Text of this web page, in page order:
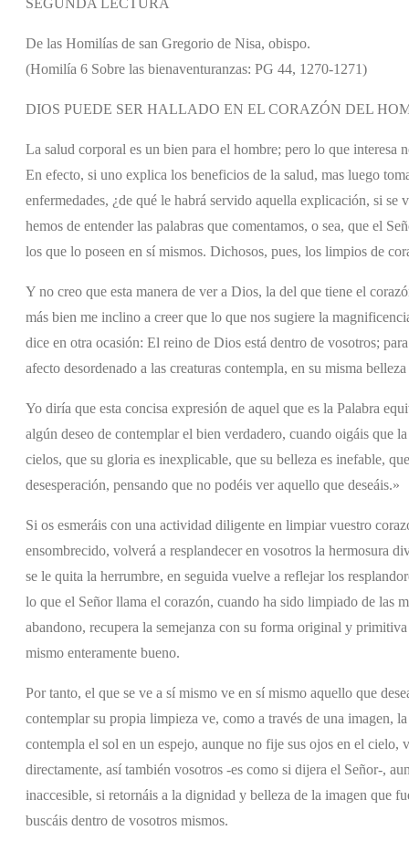
De las Homilías de san Gregorio de Nisa, obispo.
(Homilía 6 Sobre las bienaventuranzas: PG 44, 1270-1271)
DIOS PUEDE SER HALLADO EN EL CORAZÓN DEL
La salud corporal es un bien para el hombre; pero lo que interesa
En efecto, si uno explica los beneficios de la salud, mas luego
enfermedades, ¿de qué le habrá servido aquella explicación, si se
hemos de entender las palabras que comentamos, o sea, que el
los que lo poseen en sí mismos. Dichosos, pues, los limpios de
Y no creo que esta manera de ver a Dios, la del que tiene el
más bien me inclino a creer que lo que nos sugiere la
dice en otra ocasión: El reino de Dios está dentro de vosotros;
afecto desordenado a las creaturas contempla, en su misma
Yo diría que esta concisa expresión de aquel que es la Palabra
algún deseo de contemplar el bien verdadero, cuando oigáis que
cielos, que su gloria es inexplicable, que su belleza es inefable,
desesperación, pensando que no podéis ver aquello que deseáis.»
Si os esmeráis con una actividad diligente en limpiar vuestro
ensombrecido, volverá a resplandecer en vosotros la hermosura
se le quita la herrumbre, en seguida vuelve a reflejar los
lo que el Señor llama el corazón, cuando ha sido limpiado de las
abandono, recupera la semejanza con su forma original y
mismo enteramente bueno.
Por tanto, el que se ve a sí mismo ve en sí mismo aquello que
contemplar su propia limpieza ve, como a través de una imagen,
contempla el sol en un espejo, aunque no fije sus ojos en el
directamente, así también vosotros -es como si dijera el Señor-,
inaccesible, si retornáis a la dignidad y belleza de la imagen que
buscáis dentro de vosotros mismos.